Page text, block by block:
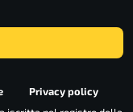
Privacy policy